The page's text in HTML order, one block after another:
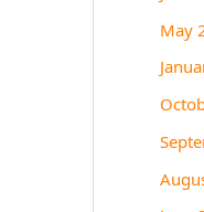
May